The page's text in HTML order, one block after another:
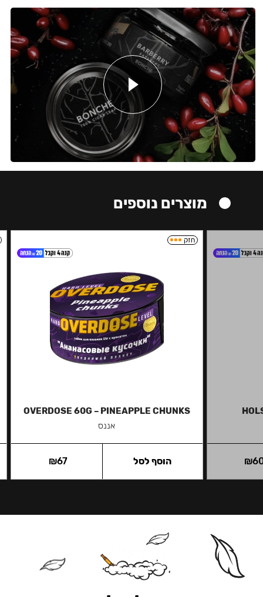
מוצרים נוספים
₪
חזק
OVERDOSE 60G – PINEAPPLE CHUNKS
אננס
₪67 הוסף לסל